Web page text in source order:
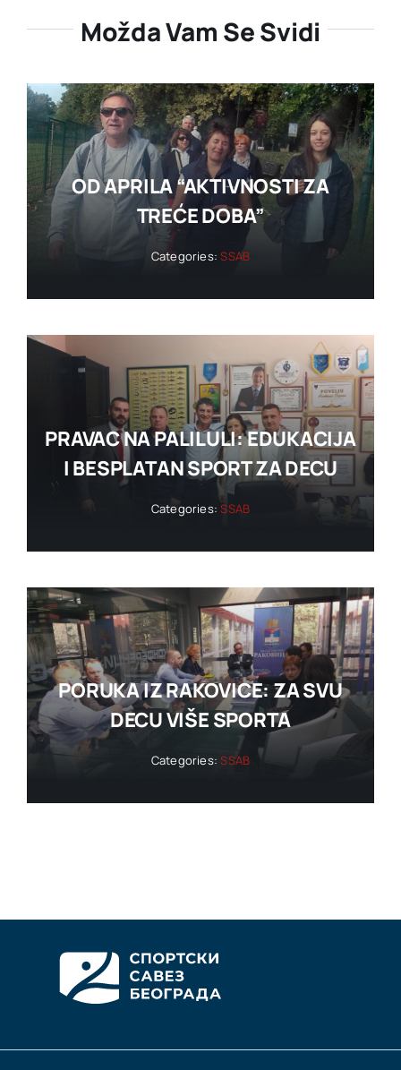
Možda Vam Se Svidi
OD APRILA “AKTIVNOSTI ZA
TREĆE DOBA”
Categories:SSAB
PRAVAC NA PALILULI: EDUKACIJA
I BESPLATAN SPORT ZA DECU
Categories:SSAB
PORUKA IZ RAKOVICE: ZA SVU
DECU VIŠE SPORTA
Categories:SSAB